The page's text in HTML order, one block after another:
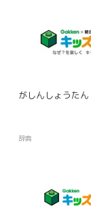
がしんしょうたん
辞典